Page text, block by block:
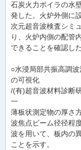
石炭火力ボイラの水
発した。火炉外側に
次元超音波検査シミ
り、火炉内側の配管
できることを確認した
○水浸局部共振高調
の可視化
/(有)超音波材料診断
一
薄板状測定物の厚さ
波焦点ビーム径径程
波を用いて、板内の
ことを示す。